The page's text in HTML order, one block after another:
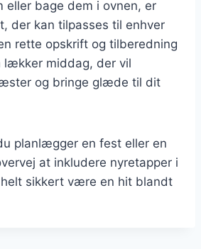
eller bage dem i ovnen, er
der kan tilpasses til enhver
rette opskrift og tilberedning
lækker middag, der vil
og bringe glæde til dit
planlægger en fest eller en
at inkludere nyretapper i
sikkert være en hit blandt